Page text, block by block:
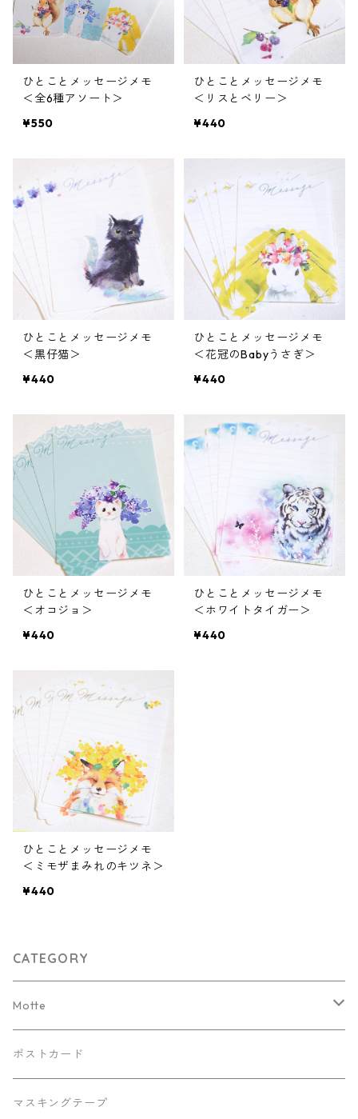
ひとことメッセージメモ
＜全6種アソート＞
¥550
ひとことメッセージメモ
＜リスとベリー＞
¥440
ひとことメッセージメモ
＜黒仔猫＞
¥440
ひとことメッセージメモ
＜花冠のBabyうさぎ＞
¥440
ひとことメッセージメモ
＜オコジョ＞
¥440
ひとことメッセージメモ
＜ホワイトタイガー＞
¥440
ひとことメッセージメモ
＜ミモザまみれのキツネ＞
¥440
CATEGORY
Motte
Kaorinkoイラストバージョン
リバティバージョン
ポストカード
マスキングテープ